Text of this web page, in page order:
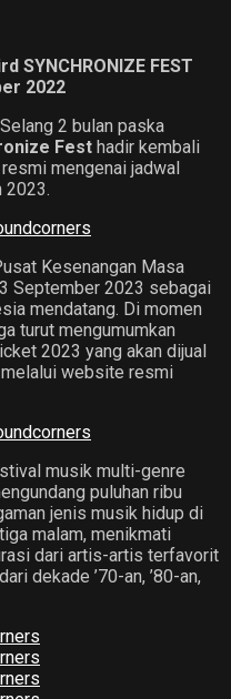
SYNCHRONIZE FEST
2022
2 bulan paska
Fest hadir kembali
mengenai jadwal
2023.
Kesenangan Masa
September 2023 sebagai
mendatang. Di momen
turut mengumumkan
2023 yang akan dijual
website resmi
musik multi-genre
puluhan ribu
jenis musik hidup di
malam, menikmati
dari artis-artis terfavorit
dekade ’70-an, ’80-an,